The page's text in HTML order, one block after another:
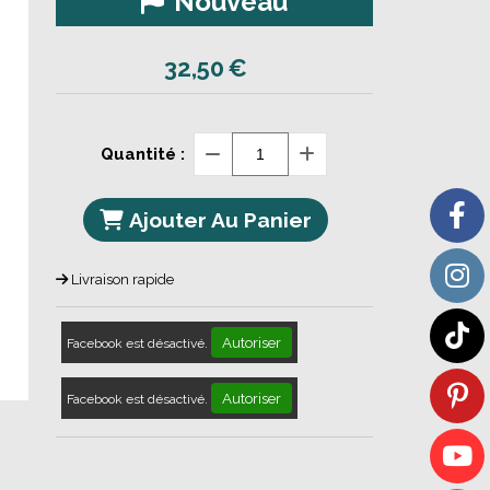
32,50€
Quantité :
Ajouter Au Panier
Livraison rapide
Facebook est désactivé. Autoriser
Facebook est désactivé. Autoriser